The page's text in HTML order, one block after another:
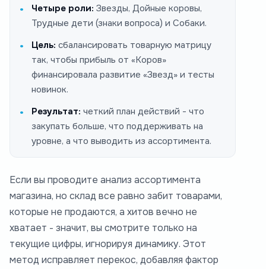
Четыре роли: Звезды, Дойные коровы,
Трудные дети (знаки вопроса) и Собаки.
Цель: сбалансировать товарную матрицу
так, чтобы прибыль от «Коров»
финансировала развитие «Звезд» и тесты
новинок.
Результат: четкий план действий - что
закупать больше, что поддерживать на
уровне, а что выводить из ассортимента.
Если вы проводите анализ ассортимента
магазина, но склад все равно забит товарами,
которые не продаются, а хитов вечно не
хватает - значит, вы смотрите только на
текущие цифры, игнорируя динамику. Этот
метод исправляет перекос, добавляя фактор